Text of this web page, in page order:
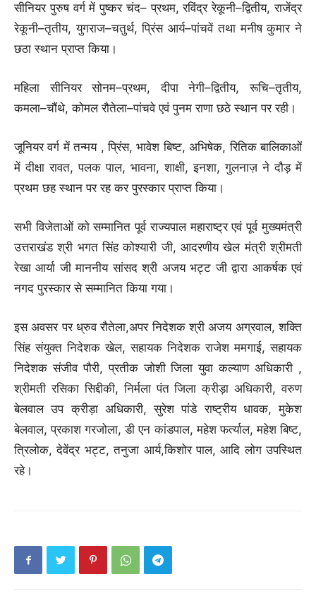
सीनियर पुरुष वर्ग में पुष्कर चंद– प्रथम, रविंद्र रेकूनी–द्वितीय, राजेंद्र
रेकूनी–तृतीय, युगराज–चतुर्थ, प्रिंस आर्य–पांचवें तथा मनीष कुमार ने
छठा स्थान प्राप्त किया।
महिला सीनियर सोनम–प्रथम, दीपा नेगी–द्वितीय, रूचि–तृतीय,
कमला–चौंथे, कोमल रौतेला–पांचवे एवं पुनम राणा छठे स्थान पर रही।
जूनियर वर्ग में तन्मय , प्रिंस, भावेश बिष्ट, अभिषेक, रितिक बालिकाओं
में दीक्षा रावत, पलक पाल, भावना, शाक्षी, इनशा, गुलनाज़ ने दौड़ में
प्रथम छह स्थान पर रह कर पुरस्कार प्राप्त किया।
सभी विजेताओं को सम्मानित पूर्व राज्यपाल महाराष्ट्र एवं पूर्व मुख्यमंत्री
उत्तराखंड श्री भगत सिंह कोश्यारी जी, आदरणीय खेल मंत्री श्रीमती
रेखा आर्या जी माननीय सांसद श्री अजय भट्ट जी द्वारा आकर्षक एवं
नगद पुरस्कार से सम्मानित किया गया।
इस अवसर पर ध्रुव रौतेला,अपर निदेशक श्री अजय अग्रवाल, शक्ति
सिंह संयुक्त निदेशक खेल, सहायक निदेशक राजेश ममगाई, सहायक
निदेशक संजीव पौरी, प्रतीक जोशी जिला युवा कल्याण अधिकारी ,
श्रीमती रसिका सिद्दीकी, निर्मला पंत जिला क्रीड़ा अधिकारी, वरुण
बेलवाल उप क्रीड़ा अधिकारी, सुरेश पांडे राष्ट्रीय धावक, मुकेश
बेलवाल, प्रकाश गरजोला, डी एन कांडपाल, महेश फर्त्याल, महेश बिष्ट,
त्रिलोक, देवेंद्र भट्ट, तनुजा आर्य,किशोर पाल, आदि लोग उपस्थित
रहे।